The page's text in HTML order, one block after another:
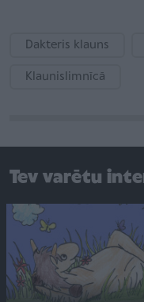
Dakteris klauns
Klaunislimnīcā
Tev varētu